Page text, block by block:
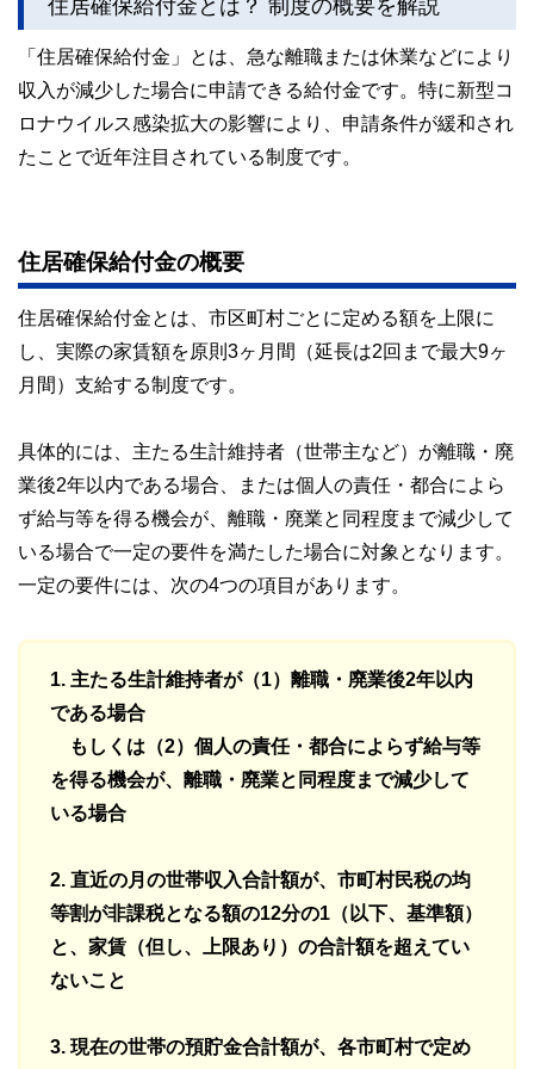
住居確保給付金とは？ 制度の概要を解説
「住居確保給付金」とは、急な離職または休業などにより
収入が減少した場合に申請できる給付金です。特に新型コ
ロナウイルス感染拡大の影響により、申請条件が緩和され
たことで近年注目されている制度です。
住居確保給付金の概要
住居確保給付金とは、市区町村ごとに定める額を上限に
し、実際の家賃額を原則3ヶ月間（延長は2回まで最大9ヶ
月間）支給する制度です。
具体的には、主たる生計維持者（世帯主など）が離職・廃
業後2年以内である場合、または個人の責任・都合によら
ず給与等を得る機会が、離職・廃業と同程度まで減少して
いる場合で一定の要件を満たした場合に対象となります。
一定の要件には、次の4つの項目があります。
1. 主たる生計維持者が（1）離職・廃業後2年以内
である場合
もしくは（2）個人の責任・都合によらず給与等
を得る機会が、離職・廃業と同程度まで減少して
いる場合
2. 直近の月の世帯収入合計額が、市町村民税の均
等割が非課税となる額の12分の1（以下、基準額）
と、家賃（但し、上限あり）の合計額を超えてい
ないこと
3. 現在の世帯の預貯金合計額が、各市町村で定め